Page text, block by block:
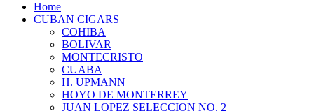
Home
CUBAN CIGARS
COHIBA
BOLIVAR
MONTECRISTO
CUABA
H. UPMANN
HOYO DE MONTERREY
JUAN LOPEZ SELECCION NO. 2